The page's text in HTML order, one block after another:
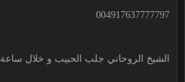
004917637777797
الشيخ الروحاني جلب الحبيب و خلال ساعة